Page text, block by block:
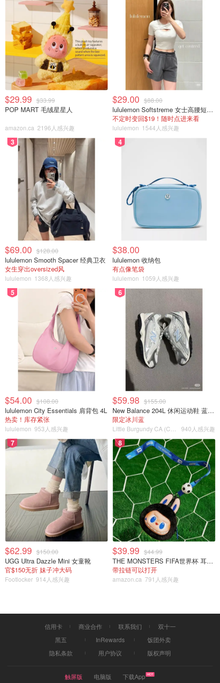
我用Walgreens买的纯菜油。
用擀面杖擀开擀大。
发现把饺子皮撑大很累，可能之前都没弄过。右边是撑大
的，左边是原来的大小。
上锅蒸8分钟，吃的时候再拿出来包，以免风干。
$29.99 $33.99
POP MART 毛绒星星人
amazon.ca 2196人感兴趣
$29.00 $88.00
lululemon Softstreme 女士高腰短裤 10cm
不定时变回$19！随时点进来看
lululemon 1544人感兴趣
3
$69.00 $128.00
lululemon Smooth Spacer 经典卫衣
女生穿出oversized风
lululemon 1368人感兴趣
4
$38.00
lululemon 收纳包
有点像笔袋
lululemon 1059人感兴趣
5
$54.00 $108.00
lululemon City Essentials 肩背包 4L
热卖！库存紧张
lululemon 953人感兴趣
6
$59.98 $155.00
New Balance 204L 休闲运动鞋 蓝银色
限定冰川蓝
940人感兴趣
7
$62.99 $150.00
UGG Ultra Dazzle Mini 女童靴
官$150无折 妹子冲大码
Footlocker 914人感兴趣
8
$39.99 $44.99
THE MONSTERS FIFA世界杯 耳机包
带拉链可以打开
amazon.ca 791人感兴趣
信用卡 商业合作 联系我们
双十一
黑五
InRewards
饭团外卖
隐私条款
用户协议 版权声明
触屏版 电脑版 下载App